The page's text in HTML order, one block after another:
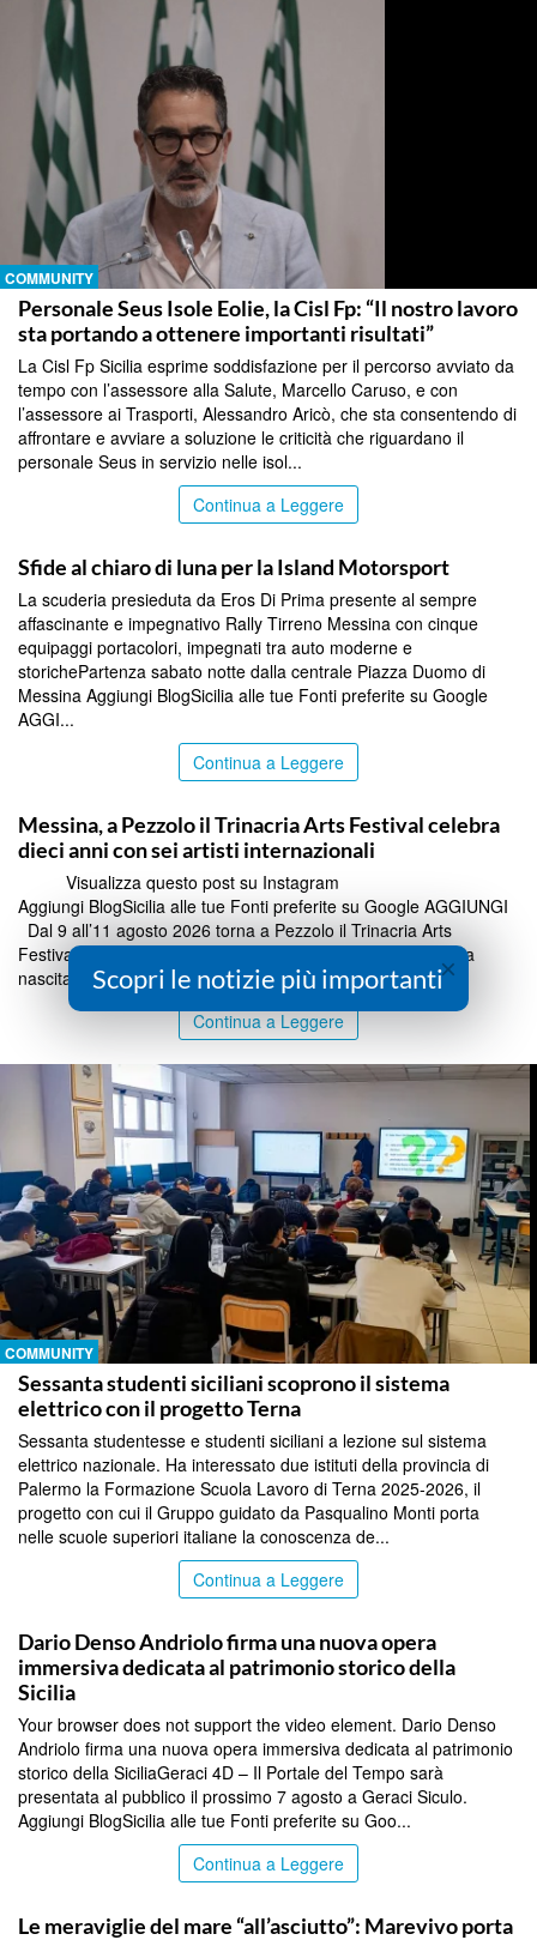
COMMUNITY
Personale Seus Isole Eolie, la Cisl Fp: “Il nostro lavoro
sta portando a ottenere importanti risultati”
La Cisl Fp Sicilia esprime soddisfazione per il percorso avviato da
tempo con l’assessore alla Salute, Marcello Caruso, e con
l’assessore ai Trasporti, Alessandro Aricò, che sta consentendo di
affrontare e avviare a soluzione le criticità che riguardano il
personale Seus in servizio nelle isol...
Continua a Leggere
Sfide al chiaro di luna per la Island Motorsport
La scuderia presieduta da Eros Di Prima presente al sempre
affascinante e impegnativo Rally Tirreno Messina con cinque
equipaggi portacolori, impegnati tra auto moderne e
storichePartenza sabato notte dalla centrale Piazza Duomo di
Messina Aggiungi BlogSicilia alle tue Fonti preferite su Google
AGGI...
Continua a Leggere
Messina, a Pezzolo il Trinacria Arts Festival celebra
dieci anni con sei artisti internazionali
Visualizza questo post su Instagram
Aggiungi BlogSicilia alle tue Fonti preferite su Google AGGIUNGI
Dal 9 all’11 agosto 2026 torna a Pezzolo il Trinacria Arts
Festival, che quest’anno celebra il decimo anniversario dalla
nascita di Trinac...
Continua a Leggere
COMMUNITY
Sessanta studenti siciliani scoprono il sistema
elettrico con il progetto Terna
Sessanta studentesse e studenti siciliani a lezione sul sistema
elettrico nazionale. Ha interessato due istituti della provincia di
Palermo la Formazione Scuola Lavoro di Terna 2025-2026, il
progetto con cui il Gruppo guidato da Pasqualino Monti porta
nelle scuole superiori italiane la conoscenza de...
Continua a Leggere
Dario Denso Andriolo firma una nuova opera
immersiva dedicata al patrimonio storico della
Sicilia
Your browser does not support the video element. Dario Denso
Andriolo firma una nuova opera immersiva dedicata al patrimonio
storico della SiciliaGeraci 4D – Il Portale del Tempo sarà
presentata al pubblico il prossimo 7 agosto a Geraci Siculo.
Aggiungi BlogSicilia alle tue Fonti preferite su Goo...
Continua a Leggere
Le meraviglie del mare “all’asciutto”: Marevivo porta
×
Scopri le notizie più importanti